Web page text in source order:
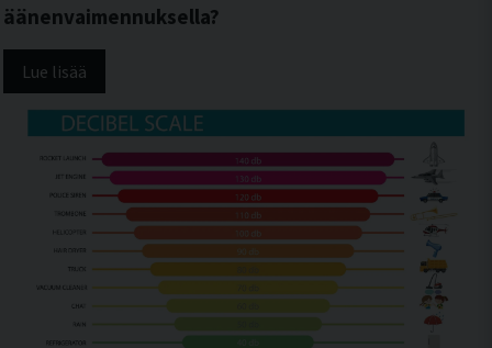
äänenvaimennuksella?
Lue lisää